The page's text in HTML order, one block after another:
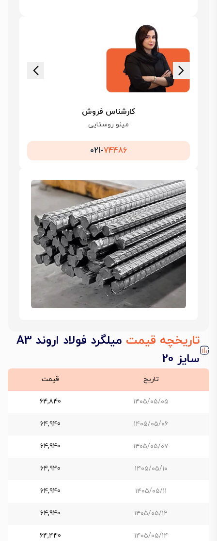
کارشناس فروش
مینو روستایی
021-74486
تاریخچه قیمت
میلگرد فولاد اروند A3
سایز 20
تاریخ قیمت
۱۴۰۵/۰۵/۰۵ 64,840
۱۴۰۵/۰۵/۰۶ 64,940
۱۴۰۵/۰۵/۰۷ 64,940
۱۴۰۵/۰۵/۱۰ 64,940
۱۴۰۵/۰۵/۱۱ 64,940
۱۴۰۵/۰۵/۱۲ 64,940
۱۴۰۵/۰۵/۱۴ 64,440